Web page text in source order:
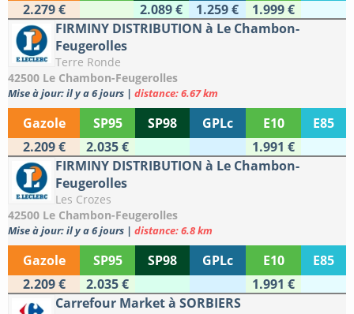
2.279 €
2.089 € 1.259 €
1.999 €
FIRMINY DISTRIBUTION à Le Chambon-
Feugerolles
Terre Ronde
42500 Le Chambon-Feugerolles
Mise à jour: il y a 6 jours | distance: 6.67 km
Gazole SP95 SP98 GPLc E10
E85
2.209 €
2.035 €
1.991 €
FIRMINY DISTRIBUTION à Le Chambon-
Feugerolles
Les Crozes
42500 Le Chambon-Feugerolles
Mise à jour: il y a 6 jours | distance: 6.8 km
Gazole SP95 SP98 GPLc E10
E85
2.209 €
2.035 €
1.991 €
Carrefour Market à SORBIERS